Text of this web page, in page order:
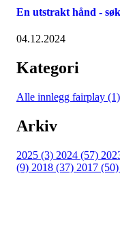
En utstrakt hånd -
04.12.2024
Kategori
Alle innlegg fairplay (1)
Arkiv
2025 (3) 2024 (57)
(9) 2018 (37) 2017 (50)